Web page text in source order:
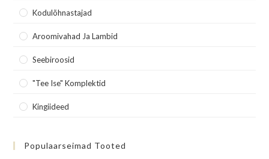
Kodulõhnastajad
Aroomivahad Ja Lambid
Seebiroosid
"Tee Ise" Komplektid
Kingiideed
Populaarseimad Tooted